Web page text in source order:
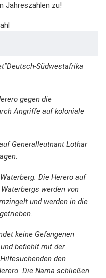
Jahreszahlen zu!
Südwestafrika
gegen die
Angriffe auf koloniale
Generalleutnant Lothar
Die Herero auf
werden von
und werden in die
keine Gefangenen
befiehlt mit der
den
Die Nama schließen